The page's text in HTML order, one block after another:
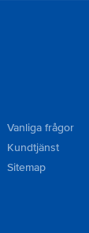
Vanliga frågor
Kundtjänst
Sitemap